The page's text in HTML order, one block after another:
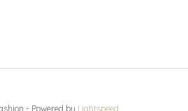
- Powered by Lightspeed